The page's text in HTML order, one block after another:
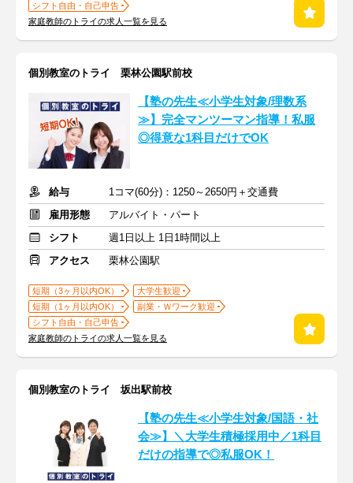
シフト自由・自己申告
家庭教師のトライの求人一覧を見る
個別教室のトライ 栗林公園駅前校
【塾の先生≪小学生対象/理数系
≫】完全マンツーマン指導！私服
◎得意な1科目だけでOK
給与
1コマ(60分)：1250～2650円＋交通費
雇用形態
アルバイト・パート
シフト
週1日以上 1日1時間以上
アクセス
栗林公園駅
短期（3ヶ月以内OK）
大学生歓迎
短期（1ヶ月以内OK）
副業・Ｗワーク歓迎
シフト自由・自己申告
家庭教師のトライの求人一覧を見る
個別教室のトライ 坂出駅前校
【塾の先生≪小学生対象/国語・社
会≫】＼大学生積極採用中／1科目
だけの指導で◎私服OK！